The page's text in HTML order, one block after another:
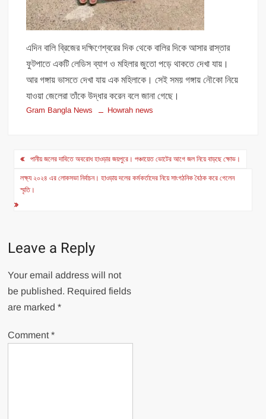
এদিন বালি ব্রিজের দক্ষিণেশ্বরের দিক থেকে বালির দিকে আসার রাস্তার
ফুটপাতে একটি লেডিস ব্যাগ ও মহিলার জুতো পড়ে থাকতে দেখা যায়।
আর গঙ্গায় ভাসতে দেখা যায় এক মহিলাকে। সেই সময় গঙ্গায় নৌকো নিয়ে
যাওয়া জেলেরা তাঁকে উদ্ধার করেন বলে জানা গেছে।
Gram Bangla News Howrah news
Post
navigation
পানীয় জলের দাবিতে অবরোধ হাওড়ার জয়পুরে। পঞ্চায়েত ভোটের আগে জল নিয়ে বাড়ছে ক্ষোভ।
লক্ষ্য ২০২৪ এর লোকসভা নির্বাচন। হাওড়ায় দলের কর্মকর্তাদের নিয়ে সাংগঠনিক বৈঠক করে গেলেন
স্মৃতি।
Leave a Reply
Your email address will not
be published. Required fields
are marked*
Comment*